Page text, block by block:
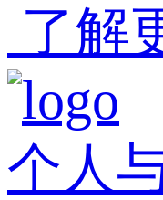
了解
个人